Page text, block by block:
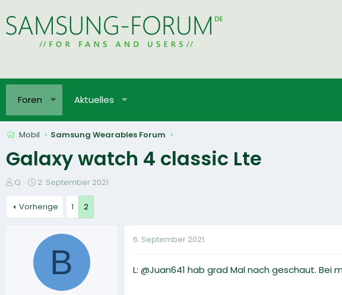
Foren Aktuelles
Mobil Samsung Wearables Forum
Galaxy watch 4 classic Lte
E
s
t
Q.
E
s
t
a
m
2. September 2021
Vorherige 1 2
B
6. September 2021
L: @Juan641 hab grad Mal nach geschaut. Bei